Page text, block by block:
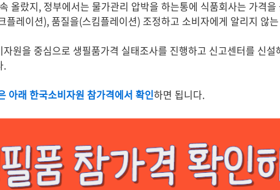
올랐지, 정부에서는 물가관리 압박을 하는통에 식품회사는 가격
플레이션), 품질을(스킴플레이션) 조정하고 소비자에게 알리지 않
원을 중심으로 생필품가격 실태조사를 진행하고 신고센터를 신
.
아래 한국소비자원 참가격에서 확인하면 됩니다.